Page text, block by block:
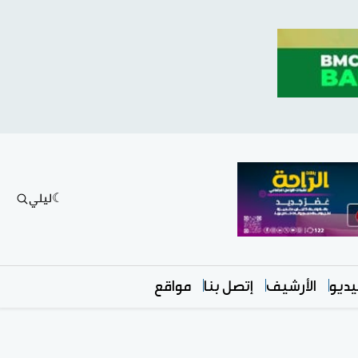
ليلي
الأرشيف إتصل بنا مواقع